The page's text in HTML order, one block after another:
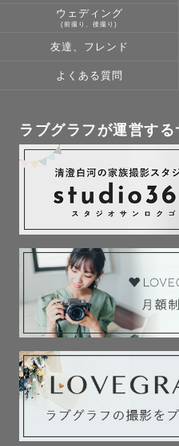
ウェディング
(前撮り、後撮り)
友達、フレンド
よくある質問
ラブグラフが運営する